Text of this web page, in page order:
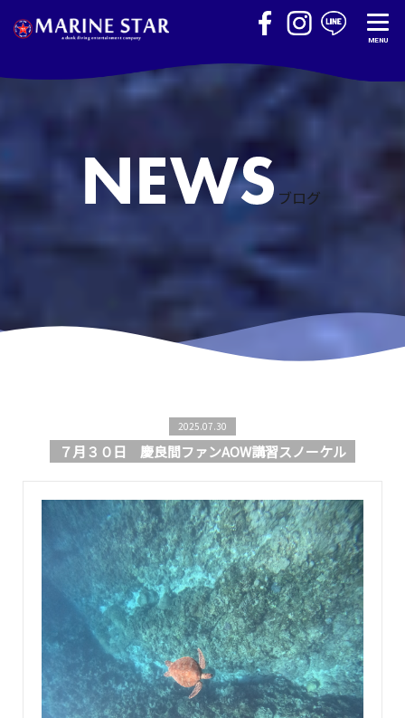
MENU
ブログ
2025.07.30
７月３０日 慶良間ファンAOW講習スノーケル